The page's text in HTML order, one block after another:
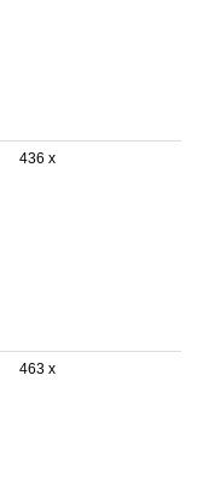
436 x
463 x